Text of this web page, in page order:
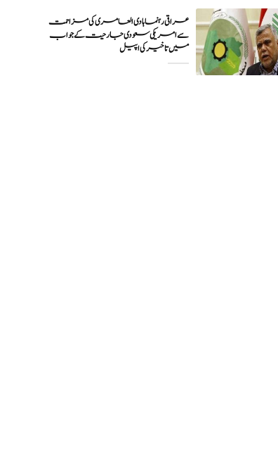
عراقی رہنما ہادی العامری کی مزاحمت
سے امریکی سعودی جارحیت کے جواب
میں تاخیر کی اپیل